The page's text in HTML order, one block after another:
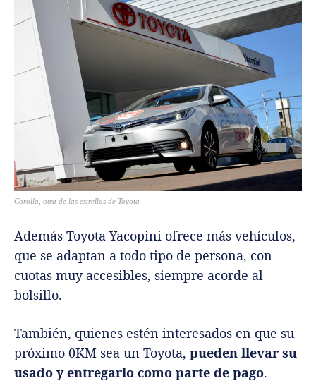
Corolla, otra de las estrellas de Toyota
Además Toyota Yacopini ofrece más vehículos,
que se adaptan a todo tipo de persona, con
cuotas muy accesibles, siempre acorde al
bolsillo.
También, quienes estén interesados en que su
próximo 0KM sea un Toyota, pueden llevar su
usado y entregarlo como parte de pago.